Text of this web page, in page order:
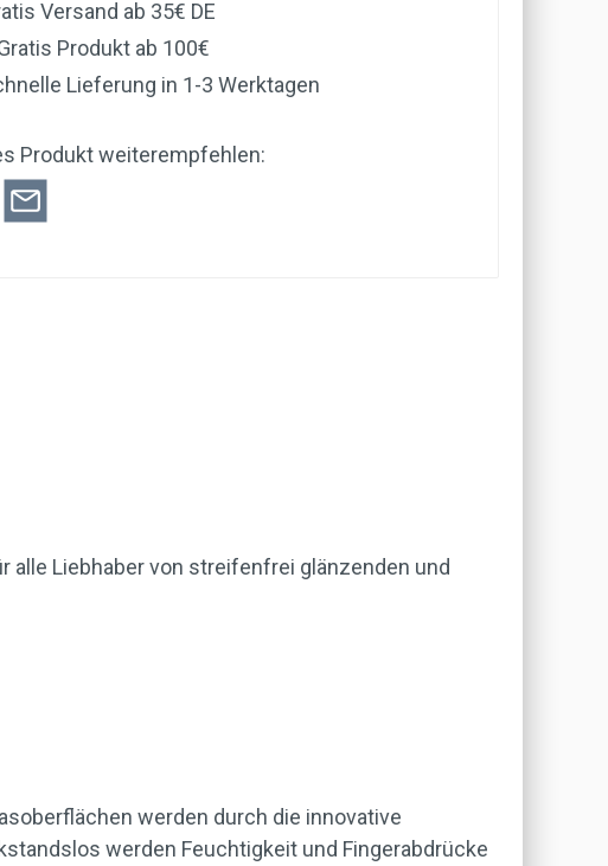
Versand ab 35€ DE
Produkt ab 100€
Lieferung in 1-3 Werktagen
Produkt weiterempfehlen:
Liebhaber von streifenfrei glänzenden und
werden durch die innovative
werden Feuchtigkeit und Fingerabdrücke